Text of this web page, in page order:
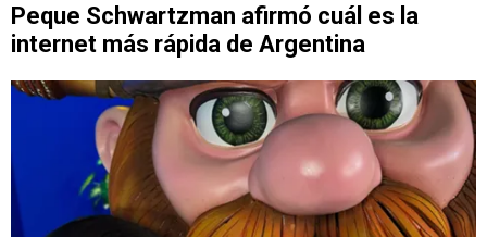
Peque Schwartzman afirmó cuál es la
internet más rápida de Argentina